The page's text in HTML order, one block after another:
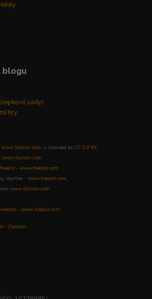
blogu
sady)
hry
www.flaticon.com is licensed byCC 3.0 BY
www.flaticon.com
- www.freepik.com
starline -www.freepik.com
www.flaticon.com
- www.freepik.com
- Flaticon